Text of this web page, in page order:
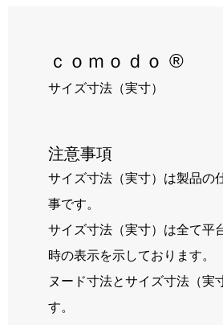
ｃｏｍｏｄｏ ®
サイズ寸法（実寸）
注意事項
サイズ寸法（実寸）は製品の
事です。
サイズ寸法（実寸）は全て平
時の表示を示しております。
ヌード寸法とサイズ寸法（実
す。